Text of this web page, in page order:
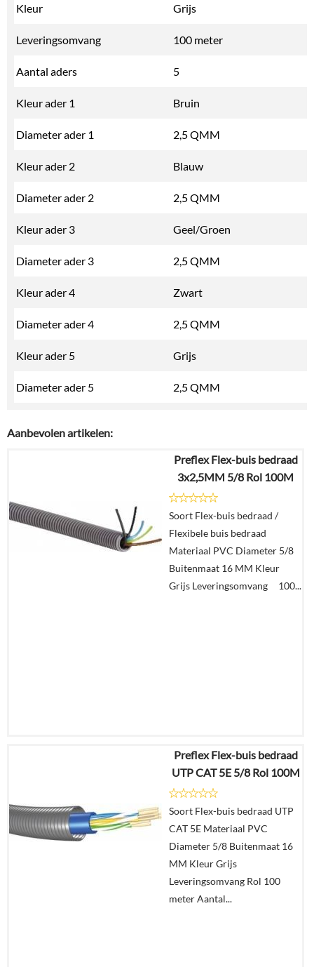
Kleur Grijs
Leveringsomvang 100 meter
Aantal aders 5
Kleur ader 1 Bruin
Diameter ader 1 2,5 QMM
Kleur ader 2 Blauw
Diameter ader 2 2,5 QMM
Kleur ader 3 Geel/Groen
Diameter ader 3 2,5 QMM
Kleur ader 4 Zwart
Diameter ader 4 2,5 QMM
Kleur ader 5 Grijs
Diameter ader 5 2,5 QMM
Aanbevolen artikelen:
Preflex Flex-buis bedraad
3x2,5MM 5/8 Rol 100M
Soort Flex-buis bedraad /
Flexibele buis bedraad
Materiaal PVC Diameter 5/8
Buitenmaat 16 MM Kleur
Grijs Leveringsomvang 100...
€576,81
€215,50
Details
In
Preflex Flex-buis bedraad
UTP CAT 5E 5/8 Rol 100M
Soort Flex-buis bedraad UTP
CAT 5E Materiaal PVC
Diameter 5/8 Buitenmaat 16
MM Kleur Grijs
Leveringsomvang Rol 100
meter Aantal...